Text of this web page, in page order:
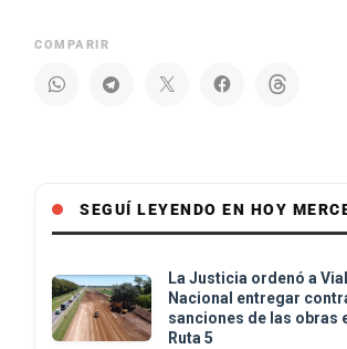
COMPARIR
SEGUÍ LEYENDO EN HOY
La Justicia ordenó a
Nacional entregar
sanciones de las obras
Ruta 5